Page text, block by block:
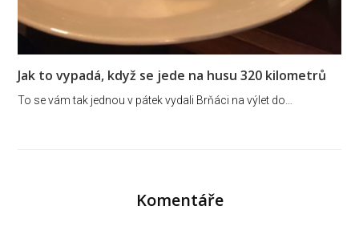
Jak to vypadá, když se jede na husu 320 kilometrů
To se vám tak jednou v pátek vydali Brňáci na výlet do…
Komentáře